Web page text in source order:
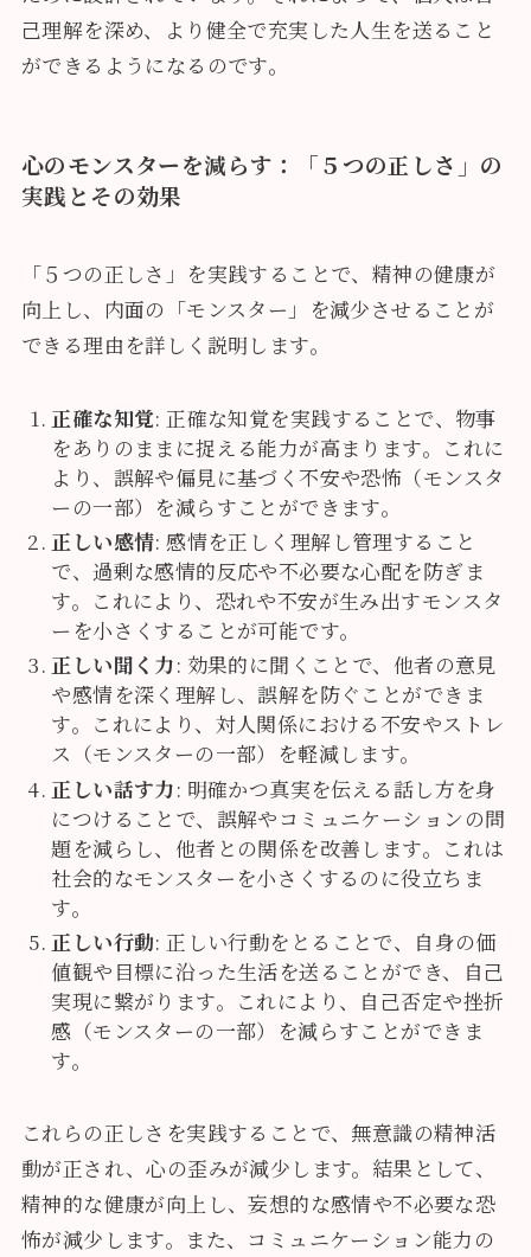
己理解を深め、より健全で充実した人生を送ること
ができるようになるのです。
心のモンスターを減らす：「５つの正しさ」の
実践とその効果
「５つの正しさ」を実践することで、精神の健康が
向上し、内面の「モンスター」を減少させることが
できる理由を詳しく説明します。
正確な知覚: 正確な知覚を実践することで、物事
をありのままに捉える能力が高まります。これに
より、誤解や偏見に基づく不安や恐怖（モンスタ
ーの一部）を減らすことができます。
正しい感情: 感情を正しく理解し管理すること
で、過剰な感情的反応や不必要な心配を防ぎま
す。これにより、恐れや不安が生み出すモンスタ
ーを小さくすることが可能です。
正しい聞く力: 効果的に聞くことで、他者の意見
や感情を深く理解し、誤解を防ぐことができま
す。これにより、対人関係における不安やストレ
ス（モンスターの一部）を軽減します。
正しい話す力: 明確かつ真実を伝える話し方を身
につけることで、誤解やコミュニケーションの問
題を減らし、他者との関係を改善します。これは
社会的なモンスターを小さくするのに役立ちま
す。
正しい行動: 正しい行動をとることで、自身の価
値観や目標に沿った生活を送ることができ、自己
実現に繋がります。これにより、自己否定や挫折
感（モンスターの一部）を減らすことができま
す。
これらの正しさを実践することで、無意識の精神活
動が正され、心の歪みが減少します。結果として、
精神的な健康が向上し、妄想的な感情や不必要な恐
怖が減少します。また、コミュニケーション能力の